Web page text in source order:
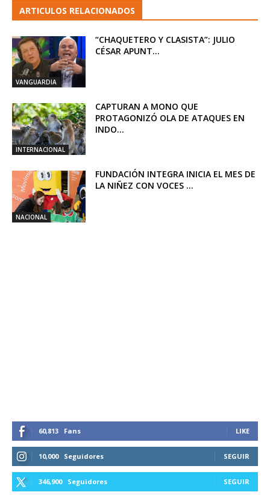
ARTICULOS RELACIONADOS
VANGUARDIA
“CHAQUETERO Y CLASISTA”: JULIO
CÉSAR APUNT...
INTERNACIONAL
CAPTURAN A MONO QUE
PROTAGONIZÓ OLA DE ATAQUES EN
INDO...
NACIONAL
FUNDACIÓN INTEGRA INICIA EL MES DE
LA NIÑEZ CON VOCES ...
60,813 Fans LIKE
10,000 Seguidores SEGUIR
346,900 Seguidores SEGUIR